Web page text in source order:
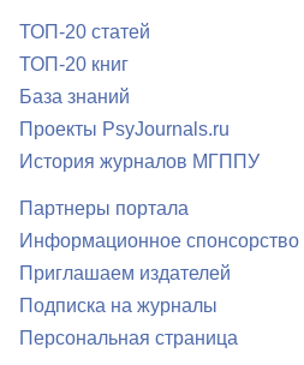
ТОП-20 статей
ТОП-20 книг
База знаний
Проекты PsyJournals.ru
История журналов МГППУ
Партнеры портала
Информационное спонсорство
Приглашаем издателей
Подписка на журналы
Персональная страница